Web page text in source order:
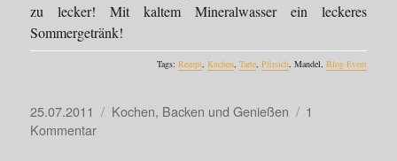
zu lecker! Mit kaltem Mineralwasser ein leckeres
Sommergetränk!
Tags: Rezept, Kuchen, Tarte, Pfirsich, Mandel, Blog-Event
Veröffentlicht
am
25.07.2011 Kategorien
Kochen, Backen und Genießen
1
Kommentarzu